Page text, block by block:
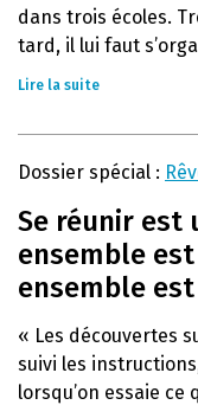
dans trois écoles.
tard, il lui faut
Lire la suite
Dossier spécial :
Se réunir est
ensemble
ensemble
« Les découvertes
suivi les
lorsqu’on essaie ce